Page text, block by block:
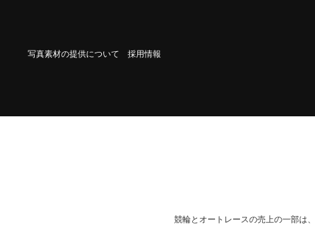
写真素材の提供について 採用情報
競輪とオートレースの売上の一部は、